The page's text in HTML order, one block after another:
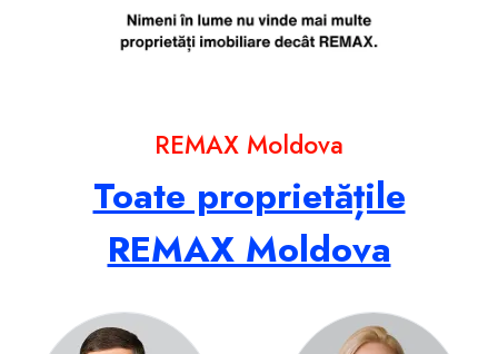
REMAX Moldova
Toate proprietățile
REMAX Moldova